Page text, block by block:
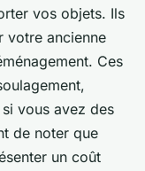
vos objets. Ils
votre ancienne
Ces
vous avez des
de noter que
un coût